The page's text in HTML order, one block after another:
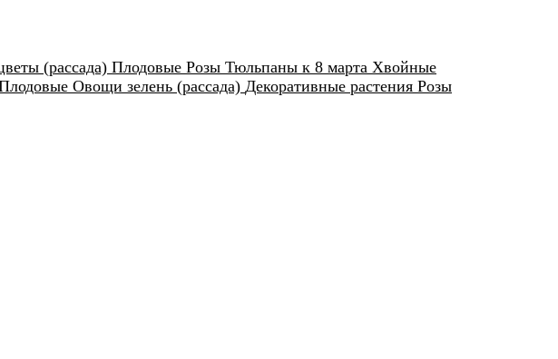
(рассада) Плодовые Розы Тюльпаны к 8 марта Хвойные
Овощи зелень (рассада) Декоративные растения Розы